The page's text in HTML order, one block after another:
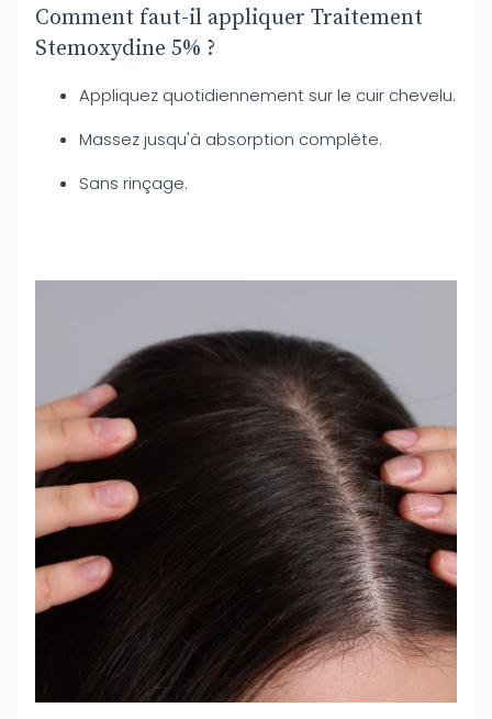
Comment faut-il appliquer Traitement
Stemoxydine 5% ?
Appliquez quotidiennement sur le cuir chevelu.
Massez jusqu'à absorption complète.
Sans rinçage.